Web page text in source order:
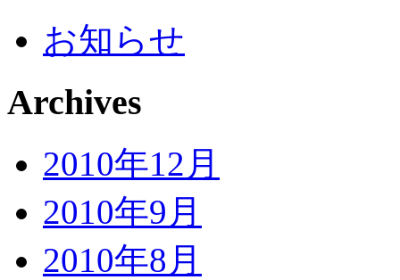
お知らせ
Archives
2010年12月
2010年9月
2010年8月